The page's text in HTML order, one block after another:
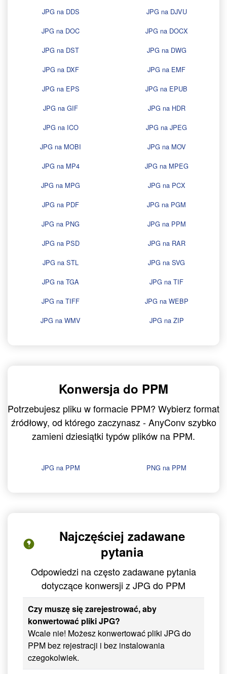
JPG na DDS
JPG na DJVU
JPG na DOC
JPG na DOCX
JPG na DST
JPG na DWG
JPG na DXF
JPG na EMF
JPG na EPS
JPG na EPUB
JPG na GIF
JPG na HDR
JPG na ICO
JPG na JPEG
JPG na MOBI
JPG na MOV
JPG na MP4
JPG na MPEG
JPG na MPG
JPG na PCX
JPG na PDF
JPG na PGM
JPG na PNG
JPG na PPM
JPG na PSD
JPG na RAR
JPG na STL
JPG na SVG
JPG na TGA
JPG na TIF
JPG na TIFF
JPG na WEBP
JPG na WMV
JPG na ZIP
Konwersja do PPM
Potrzebujesz pliku w formacie PPM? Wybierz format
źródłowy, od którego zaczynasz - AnyConv szybko
zamieni dziesiątki typów plików na PPM.
JPG na PPM PNG na PPM
Najczęściej zadawane
pytania
Odpowiedzi na często zadawane pytania
dotyczące konwersji z JPG do PPM
Czy muszę się zarejestrować, aby
konwertować pliki JPG?
Wcale nie! Możesz konwertować pliki JPG do
PPM bez rejestracji i bez instalowania
czegokolwiek.